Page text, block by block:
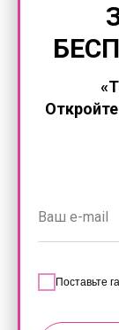
Поставьте